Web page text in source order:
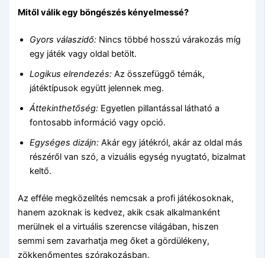
Mitől válik egy böngészés kényelmessé?
Gyors válaszidő: Nincs többé hosszú várakozás míg
egy játék vagy oldal betölt.
Logikus elrendezés: Az összefüggő témák,
játéktípusok együtt jelennek meg.
Áttekinthetőség: Egyetlen pillantással látható a
fontosabb információ vagy opció.
Egységes dizájn: Akár egy játékról, akár az oldal más
részéről van szó, a vizuális egység nyugtató, bizalmat
keltő.
Az efféle megközelítés nemcsak a profi játékosoknak,
hanem azoknak is kedvez, akik csak alkalmanként
merülnek el a virtuális szerencse világában, hiszen
semmi sem zavarhatja meg őket a gördülékeny,
zökkenőmentes szórakozásban.